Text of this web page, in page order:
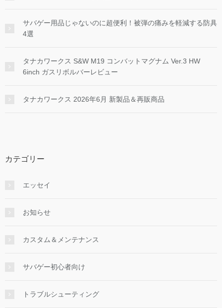
サバゲー用品じゃないのに超便利！被弾の痛みを軽減する防具
4選
タナカワークス S&W M19 コンバットマグナム Ver.3 HW
6inch ガスリボルバーレビュー
タナカワークス 2026年6月 新製品＆再販商品
カテゴリー
エッセイ
お知らせ
カスタム＆メンテナンス
サバゲー初心者向け
トラブルシューティング